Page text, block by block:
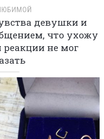
девушки и
что ухожу
реакции не мог